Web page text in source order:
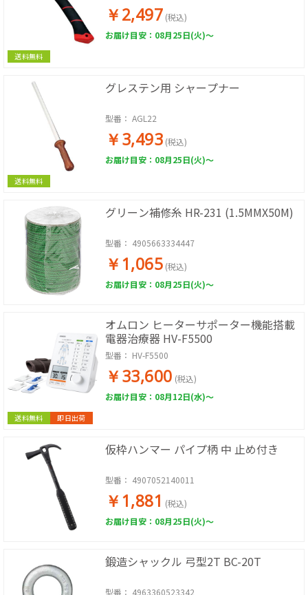
送料無料
￥2,497 (税込)
お届け目安：08月25日(火)～
送料無料
グレステン用 シャープナー
型番： AGL22
￥3,493 (税込)
お届け目安：08月25日(火)～
グリーン補修糸 HR-231 (1.5MMX50M)
型番： 4905663334447
￥1,065 (税込)
お届け目安：08月25日(火)～
送料無料 即日出荷
オムロン ヒーターサポーター機能搭載
電器治療器 HV-F5500
型番： HV-F5500
￥33,600 (税込)
お届け目安：08月12日(水)～
仮枠ハンマー パイプ柄 中 止め付き
型番： 4907052140011
￥1,881 (税込)
お届け目安：08月25日(火)～
鍛造シャックル 弓型2T BC-20T
型番： 4963360523342